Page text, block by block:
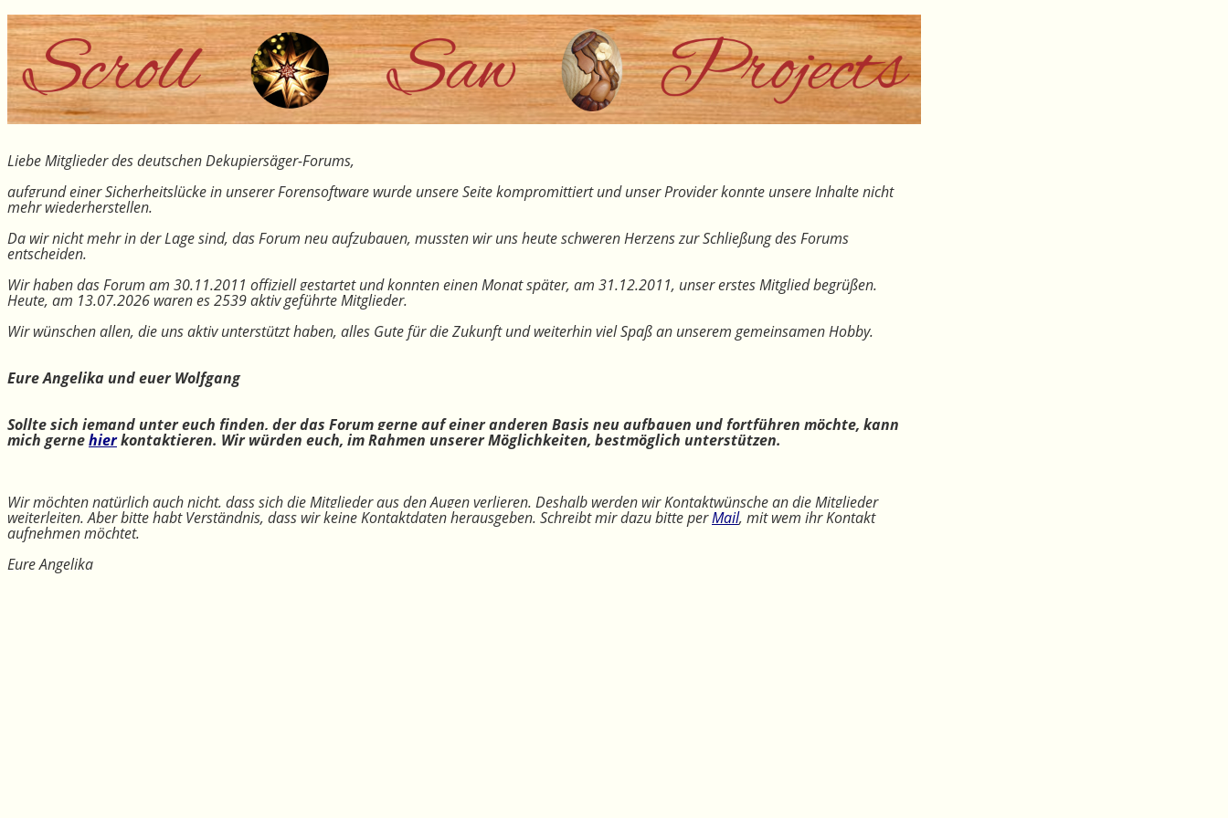
Liebe Mitglieder des deutschen Dekupiersäger-Forums,
aufgrund einer Sicherheitslücke in unserer Forensoftware wurde unsere Seite kompromittiert und unser Provider konnte unsere Inhalte nicht
mehr wiederherstellen.
Da wir nicht mehr in der Lage sind, das Forum neu aufzubauen, mussten wir uns heute schweren Herzens zur Schließung des Forums
entscheiden.
Wir haben das Forum am 30.11.2011 offiziell gestartet und konnten einen Monat später, am 31.12.2011, unser erstes Mitglied begrüßen.
Heute, am 13.07.2026 waren es 2539 aktiv geführte Mitglieder.
Wir wünschen allen, die uns aktiv unterstützt haben, alles Gute für die Zukunft und weiterhin viel Spaß an unserem gemeinsamen Hobby.
Eure Angelika und euer Wolfgang
Sollte sich jemand unter euch finden, der das Forum gerne auf einer anderen Basis neu aufbauen und fortführen möchte, kann
mich gernehierkontaktieren. Wir würden euch, im Rahmen unserer Möglichkeiten, bestmöglich unterstützen.
Wir möchten natürlich auch nicht, dass sich die Mitglieder aus den Augen verlieren. Deshalb werden wir Kontaktwünsche an die Mitglieder
weiterleiten. Aber bitte habt Verständnis, dass wir keine Kontaktdaten herausgeben. Schreibt mir dazu bitte perMail, mit wem ihr Kontakt
aufnehmen möchtet.
Eure Angelika